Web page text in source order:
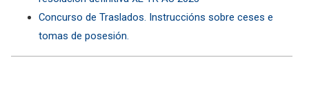
Concurso de Traslados. Instruccións sobre ceses e
tomas de posesión.